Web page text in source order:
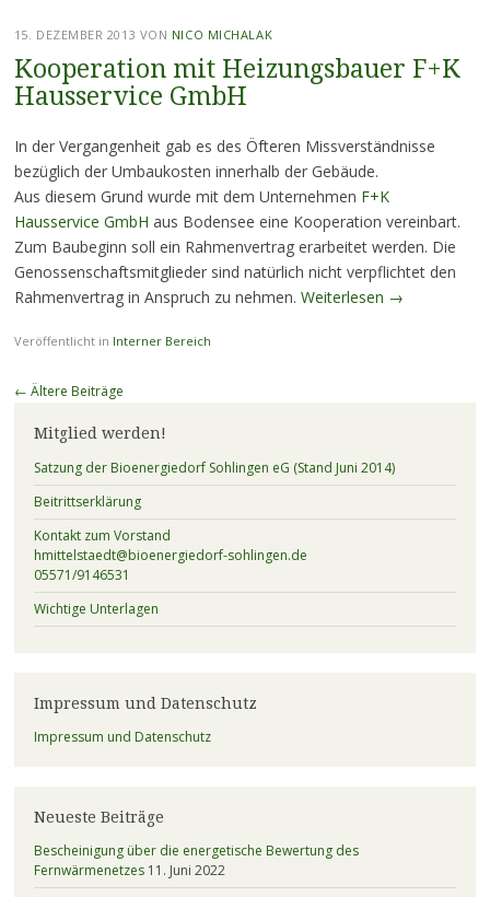
15. DEZEMBER 2013 VON NICO MICHALAK
Kooperation mit Heizungsbauer F+K
Hausservice GmbH
In der Vergangenheit gab es des Öfteren Missverständnisse
bezüglich der Umbaukosten innerhalb der Gebäude.
Aus diesem Grund wurde mit dem Unternehmen F+K
Hausservice GmbH aus Bodensee eine Kooperation vereinbart.
Zum Baubeginn soll ein Rahmenvertrag erarbeitet werden. Die
Genossenschaftsmitglieder sind natürlich nicht verpflichtet den
Rahmenvertrag in Anspruch zu nehmen. Weiterlesen →
Veröffentlicht in Interner Bereich
Beitragsnavigation
← Ältere Beiträge
Mitglied werden!
Satzung der Bioenergiedorf Sohlingen eG (Stand Juni 2014)
Beitrittserklärung
Kontakt zum Vorstand
hmittelstaedt@bioenergiedorf-sohlingen.de
05571/9146531
Wichtige Unterlagen
Impressum und Datenschutz
Impressum und Datenschutz
Neueste Beiträge
Bescheinigung über die energetische Bewertung des
Fernwärmenetzes 11. Juni 2022